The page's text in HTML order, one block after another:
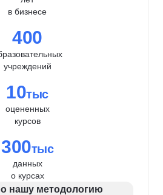
в бизнесе
400
учреждений
10тыс
оцененных
курсов
300тыс
данных
о курсах
нашу методологию